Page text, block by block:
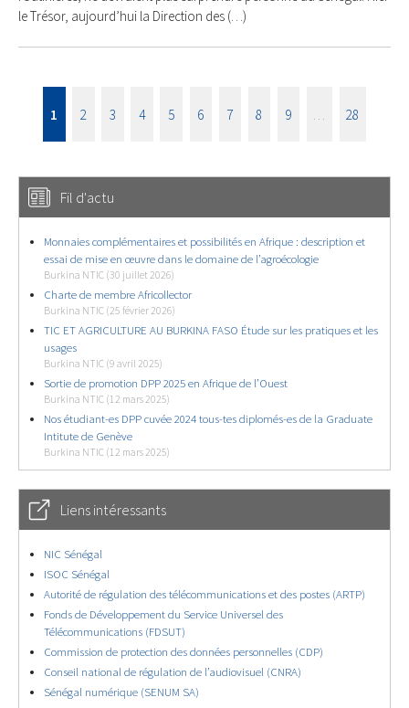
le Trésor, aujourd’hui la Direction des (…)
1 2 3 4 5 6 7 8 9 28
Fil d'actu
Monnaies complémentaires et possibilités en Afrique : description et
essai de mise en œuvre dans le domaine de l’agroécologie
Burkina NTIC (30 juillet 2026)
Charte de membre Africollector
Burkina NTIC (25 février 2026)
TIC ET AGRICULTURE AU BURKINA FASO Étude sur les pratiques et les
usages
Burkina NTIC (9 avril 2025)
Sortie de promotion DPP 2025 en Afrique de l’Ouest
Burkina NTIC (12 mars 2025)
Nos étudiant-es DPP cuvée 2024 tous-tes diplomés-es de la Graduate
Intitute de Genève
Burkina NTIC (12 mars 2025)
Liens intéressants
NIC Sénégal
ISOC Sénégal
Autorité de régulation des télécommunications et des postes (ARTP)
Fonds de Développement du Service Universel des
Télécommunications (FDSUT)
Commission de protection des données personnelles (CDP)
Conseil national de régulation de l’audiovisuel (CNRA)
Sénégal numérique (SENUM SA)